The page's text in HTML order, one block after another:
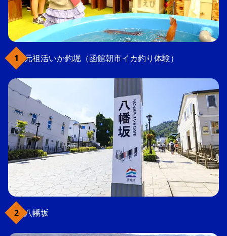
元祖活いか釣堀（函館朝市イカ釣り体験）
八幡坂